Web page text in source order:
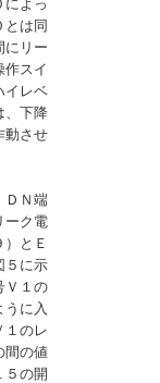
によっ
とは同
にリー
作スイ
イレベ
、下降
動させ
ＤＮ端
ーク電
とＥ
５に示
Ｖ１の
うに入
１のレ
間の値
５の開